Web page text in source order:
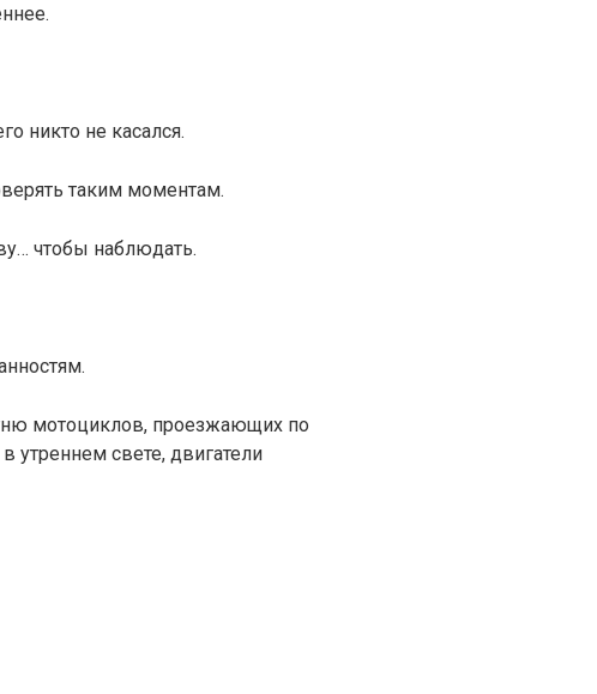
никто не касался.
таким моментам.
чтобы наблюдать.
мотоциклов, проезжающих по
утреннем свете, двигатели